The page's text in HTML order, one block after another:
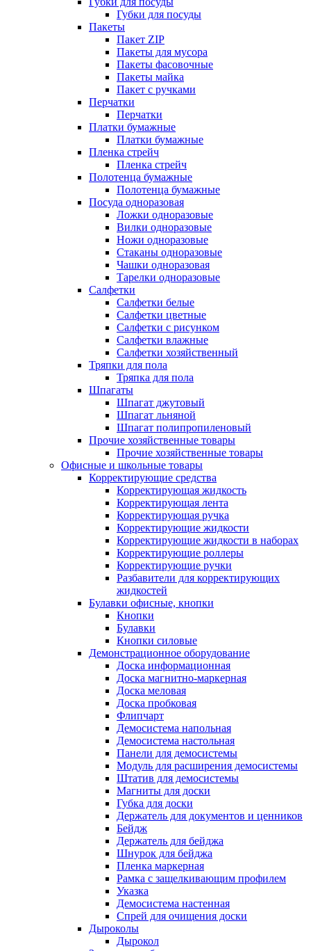
Губки для посуды
Пакеты
Пакет ZIP
Пакеты для мусора
Пакеты фасовочные
Пакеты майка
Пакет с ручками
Перчатки
Перчатки
Платки бумажные
Платки бумажные
Пленка стрейч
Пленка стрейч
Полотенца бумажные
Полотенца бумажные
Посуда одноразовая
Ложки одноразовые
Вилки одноразовые
Ножи одноразовые
Стаканы одноразовые
Чашки одноразовая
Тарелки одноразовые
Салфетки
Салфетки белые
Салфетки цветные
Салфетки с рисунком
Салфетки влажные
Салфетки хозяйственный
Тряпки для пола
Тряпка для пола
Шпагаты
Шпагат джутовый
Шпагат льняной
Шпагат полипропиленовый
Прочие хозяйственные товары
Прочие хозяйственные товары
Офисные и школьные товары
Корректирующие средства
Корректирующая жидкость
Корректирующая лента
Корректирующая ручка
Корректирующие жидкости
Корректирующие жидкости в наборах
Корректирующие роллеры
Корректирующие ручки
Разбавители для корректирующих
жидкостей
Булавки офисные, кнопки
Кнопки
Булавки
Кнопки силовые
Демонстрационное оборудование
Доска информационная
Доска магнитно-маркерная
Доска меловая
Доска пробковая
Флипчарт
Демосистема напольная
Демосистема настольная
Панели для демосистемы
Модуль для расширения демосистемы
Штатив для демосистемы
Магниты для доски
Губка для доски
Держатель для документов и ценников
Бейдж
Держатель для бейджа
Шнурок для бейджа
Пленка маркерная
Рамка с защелкивающим профилем
Указка
Демосистема настенная
Спрей для очищения доски
Дыроколы
Дырокол